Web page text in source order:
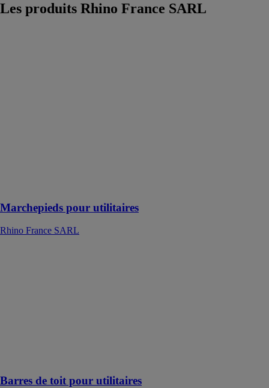
Les produits Rhino France SARL
Marchepieds pour utilitaires
Rhino France SARL
Barres de toit pour utilitaires